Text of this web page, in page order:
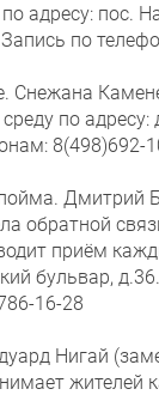
адресу: пос.
по
Снежана
по адресу:
8(498)692-
Дмитрий
обратной
приём
бульвар,
16-28
Нигай
жителей